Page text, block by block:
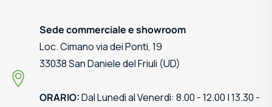
Sede commerciale e showroom
Loc. Cimano via dei Ponti, 19
33038 San Daniele del Friuli (UD)
ORARIO:Dal Lunedì al Venerdì: 8.00 - 12.00 | 13.30 -